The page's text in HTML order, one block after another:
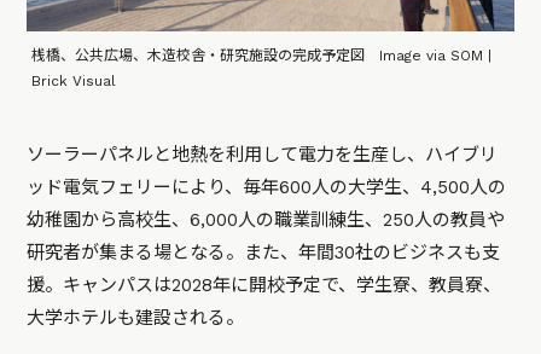
桟橋、公共広場、木造校舎・研究施設の完成予定図 Image via SOM |
Brick Visual
ソーラーパネルと地熱を利用して電力を生産し、ハイブリ
ッド電気フェリーにより、毎年600人の大学生、4,500人の
幼稚園から高校生、6,000人の職業訓練生、250人の教員や
研究者が集まる場となる。また、年間30社のビジネスも支
援。キャンパスは2028年に開校予定で、学生寮、教員寮、
大学ホテルも建設される。